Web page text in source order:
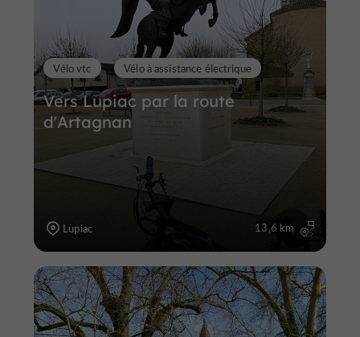
Vers Lupiac par la route
d'Artagnan
Vélo vtc Vélo à assistance électrique
Lupiac 13,6 km